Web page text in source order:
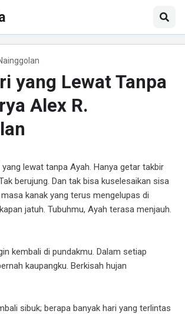
yang Lewat Tanpa
Alex R.
lewat tanpa Ayah. Hanya getar takbir
berujung. Dan tak bisa kuselesaikan sisa
kanak yang terus mengelupas di
jatuh. Tubuhmu, Ayah terasa menjauh.
kembali di pundakmu. Dalam setiap
kaupangku. Berkisah hujan
sibuk; berapa banyak hari yang terlintas